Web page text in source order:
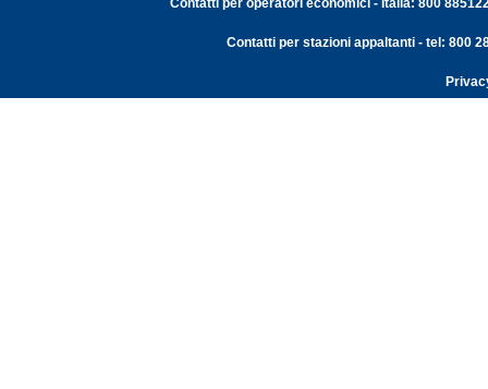
Contatti per stazioni appaltanti - tel: 800